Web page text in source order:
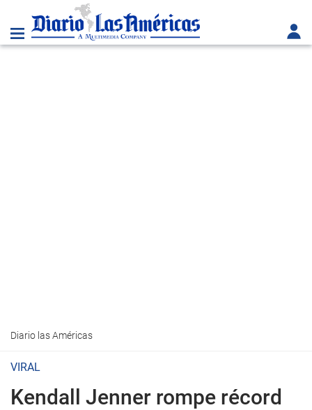
Diario las Américas
VIRAL
Kendall Jenner rompe récord